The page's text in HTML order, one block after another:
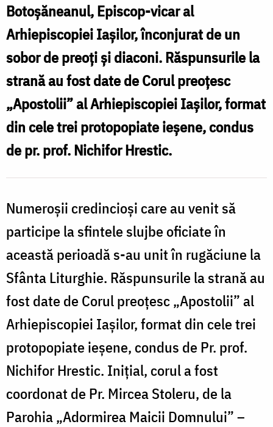
slujit
la
Catedrala
Mitropolitană
din
Iași
/
Silviu
Cluci
Botoșăneanul, Episcop-vicar al
Arhiepiscopiei Iașilor, înconjurat de un
sobor de preoți și diaconi. Răspunsurile la
strană au fost date de Corul preoțesc
„Apostolii” al Arhiepiscopiei Iașilor, format
din cele trei protopopiate ieșene, condus
de pr. prof. Nichifor Hrestic.
Numeroșii credincioși care au venit să
participe la sfintele slujbe oficiate în
această perioadă s-au unit în rugăciune la
Sfânta Liturghie. Răspunsurile la strană au
fost date de Corul preoțesc „Apostolii” al
Arhiepiscopiei Iașilor, format din cele trei
protopopiate ieșene, condus de Pr. prof.
Nichifor Hrestic. Inițial, corul a fost
coordonat de Pr. Mircea Stoleru, de la
Parohia „Adormirea Maicii Domnului” –